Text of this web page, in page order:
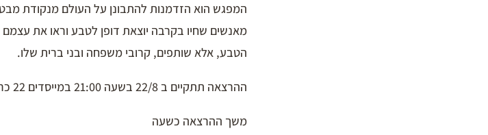
המפגש הוא הזדמנות להתבונן על העולם מנקודת
מאנשים שחיו בקרבה יוצאת דופן לטבע וראו את
הטבע, אלא שותפים, קרובי משפחה ובני ברית שלו.
ההרצאה תתקיים ב 22/8 בשעה 21:00 במייסדים 22 כרכור
משך ההרצאה כשעה